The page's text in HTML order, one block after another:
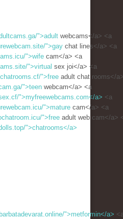
">adult webcams</a> <a
">gay chat lines</a> <a
">wife cam</a> <a
">virtual sex joi</a> <a
">free adult chat rooms</
">teen webcam</a> <a
">myfreewebcams.com</a> <a
">mature cam</a> <a
">free adult web cam</a>
">chatrooms</a>
">metformin</a>